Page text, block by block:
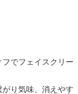
でフェイスクリー
り気味、消えやす